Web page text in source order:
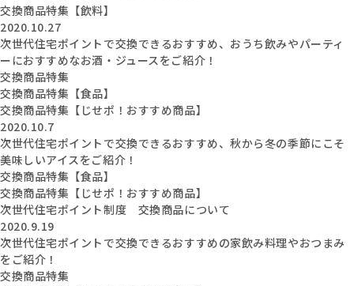
交換商品特集【飲料】
2020.10.27
次世代住宅ポイントで交換できるおすすめ、おうち飲みやパーティ
ーにおすすめなお酒・ジュースをご紹介！
交換商品特集
交換商品特集【食品】
交換商品特集【じせポ！おすすめ商品】
2020.10.7
次世代住宅ポイントで交換できるおすすめ、秋から冬の季節にこそ
美味しいアイスをご紹介！
交換商品特集【食品】
交換商品特集【じせポ！おすすめ商品】
次世代住宅ポイント制度 交換商品について
2020.9.19
次世代住宅ポイントで交換できるおすすめの家飲み料理やおつまみ
をご紹介！
交換商品特集